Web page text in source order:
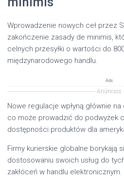
Wprowadzenie nowych ceł przez
zakończenie zasady de minimis,
celnych przesyłki o wartości do
międzynarodowego handlu.
Ads
Anúncios
Nowe regulacje wpłyną głównie
co może prowadzić do podwyżek
dostępności produktów dla
Firmy kurierskie globalne borykają
dostosowaniu swoich usług do
zakłóceń w handlu elektronicznym.